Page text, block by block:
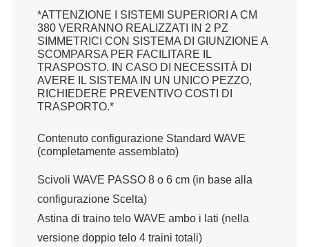
*ATTENZIONE I SISTEMI SUPERIORI A CM
380 VERRANNO REALIZZATI IN 2 PZ
SIMMETRICI CON SISTEMA DI GIUNZIONE A
SCOMPARSA PER FACILITARE IL
TRASPOSTO. IN CASO DI NECESSITÀ DI
AVERE IL SISTEMA IN UN UNICO PEZZO,
RICHIEDERE PREVENTIVO COSTI DI
TRASPORTO.*
Contenuto configurazione Standard WAVE
(completamente assemblato)
Scivoli WAVE PASSO 8 o 6 cm (in base alla
configurazione Scelta)
Astina di traino telo WAVE ambo i lati (nella
versione doppio telo 4 traini totali)